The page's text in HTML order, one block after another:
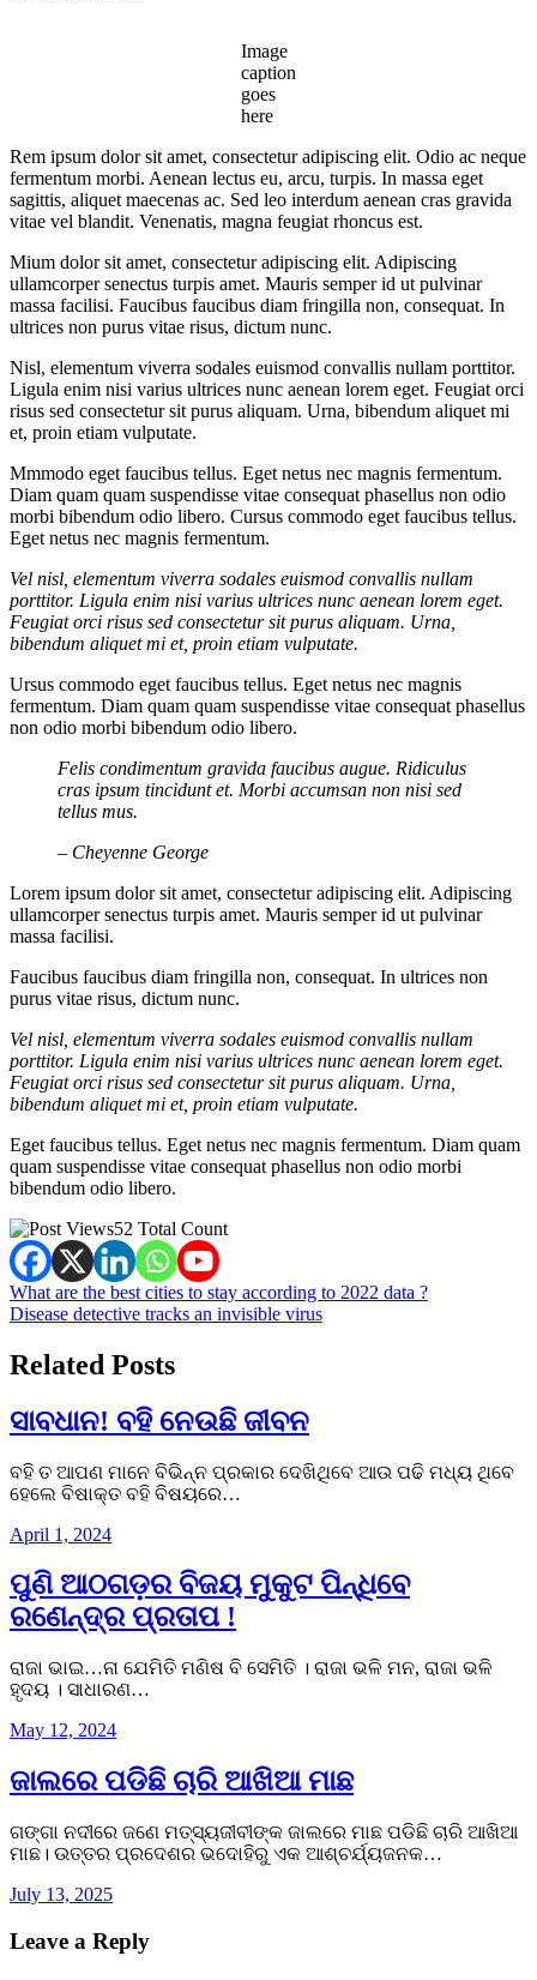
Image
caption
goes
here
Rem ipsum dolor sit amet, consectetur adipiscing elit. Odio ac neque
fermentum morbi. Aenean lectus eu, arcu, turpis. In massa eget
sagittis, aliquet maecenas ac. Sed leo interdum aenean cras gravida
vitae vel blandit. Venenatis, magna feugiat rhoncus est.
Mium dolor sit amet, consectetur adipiscing elit. Adipiscing
ullamcorper senectus turpis amet. Mauris semper id ut pulvinar
massa facilisi. Faucibus faucibus diam fringilla non, consequat. In
ultrices non purus vitae risus, dictum nunc.
Nisl, elementum viverra sodales euismod convallis nullam porttitor.
Ligula enim nisi varius ultrices nunc aenean lorem eget. Feugiat orci
risus sed consectetur sit purus aliquam. Urna, bibendum aliquet mi
et, proin etiam vulputate.
Mmmodo eget faucibus tellus. Eget netus nec magnis fermentum.
Diam quam quam suspendisse vitae consequat phasellus non odio
morbi bibendum odio libero. Cursus commodo eget faucibus tellus.
Eget netus nec magnis fermentum.
Vel nisl, elementum viverra sodales euismod convallis nullam
porttitor. Ligula enim nisi varius ultrices nunc aenean lorem eget.
Feugiat orci risus sed consectetur sit purus aliquam. Urna,
bibendum aliquet mi et, proin etiam vulputate.
Ursus commodo eget faucibus tellus. Eget netus nec magnis
fermentum. Diam quam quam suspendisse vitae consequat phasellus
non odio morbi bibendum odio libero.
Felis condimentum gravida faucibus augue. Ridiculus
cras ipsum tincidunt et. Morbi accumsan non nisi sed
tellus mus.
– Cheyenne George
Lorem ipsum dolor sit amet, consectetur adipiscing elit. Adipiscing
ullamcorper senectus turpis amet. Mauris semper id ut pulvinar
massa facilisi.
Faucibus faucibus diam fringilla non, consequat. In ultrices non
purus vitae risus, dictum nunc.
Vel nisl, elementum viverra sodales euismod convallis nullam
porttitor. Ligula enim nisi varius ultrices nunc aenean lorem eget.
Feugiat orci risus sed consectetur sit purus aliquam. Urna,
bibendum aliquet mi et, proin etiam vulputate.
Eget faucibus tellus. Eget netus nec magnis fermentum. Diam quam
quam suspendisse vitae consequat phasellus non odio morbi
bibendum odio libero.
52 Total Count
Post
navigation
What are the best cities to stay according to 2022 data ?
Disease detective tracks an invisible virus
Related Posts
ସାବଧାନ! ବହି ନେଉଛି ଜୀବନ
ବହି ତ ଆପଣ ମାନେ ବିଭିନ୍ନ ପ୍ରକାର ଦେଖିଥିବେ ଆଉ ପଢି ମଧ୍ୟ ଥିବେ
ହେଲେ ବିଷାକ୍ତ ବହି ବିଷୟରେ…
April 1, 2024
ପୁଣି ଆଠଗଡ଼ର ବିଜୟ ମୁକୁଟ ପିନ୍ଧିବେ
ରଣେନ୍ଦ୍ର ପ୍ରତାପ !
ରାଜା ଭାଇ…ନା ଯେମିତି ମଣିଷ ବି ସେମିତି । ରାଜା ଭଳି ମନ, ରାଜା ଭଳି
ହୃଦୟ । ସାଧାରଣ…
May 12, 2024
ଜାଲରେ ପଡିଛି ଚାରି ଆଖିଆ ମାଛ
ଗଙ୍ଗା ନଦୀରେ ଜଣେ ମତ୍ସ୍ୟଜୀବୀଙ୍କ ଜାଲରେ ମାଛ ପଡିଛି ଚାରି ଆଖିଆ
ମାଛ। ଉତ୍ତର ପ୍ରଦେଶର ଭଦୋହିରୁ ଏକ ଆଶ୍ଚର୍ଯ୍ୟଜନକ…
July 13, 2025
Leave a Reply